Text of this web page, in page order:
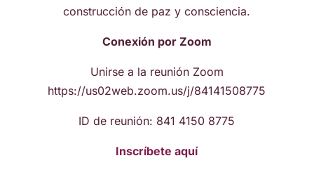
construcción de paz y consciencia.
Conexión por Zoom
Unirse a la reunión Zoom
https://us02web.zoom.us/j/84141508775
ID de reunión: 841 4150 8775
Inscríbete aquí